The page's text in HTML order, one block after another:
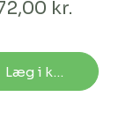
kr.
Læg i kurv